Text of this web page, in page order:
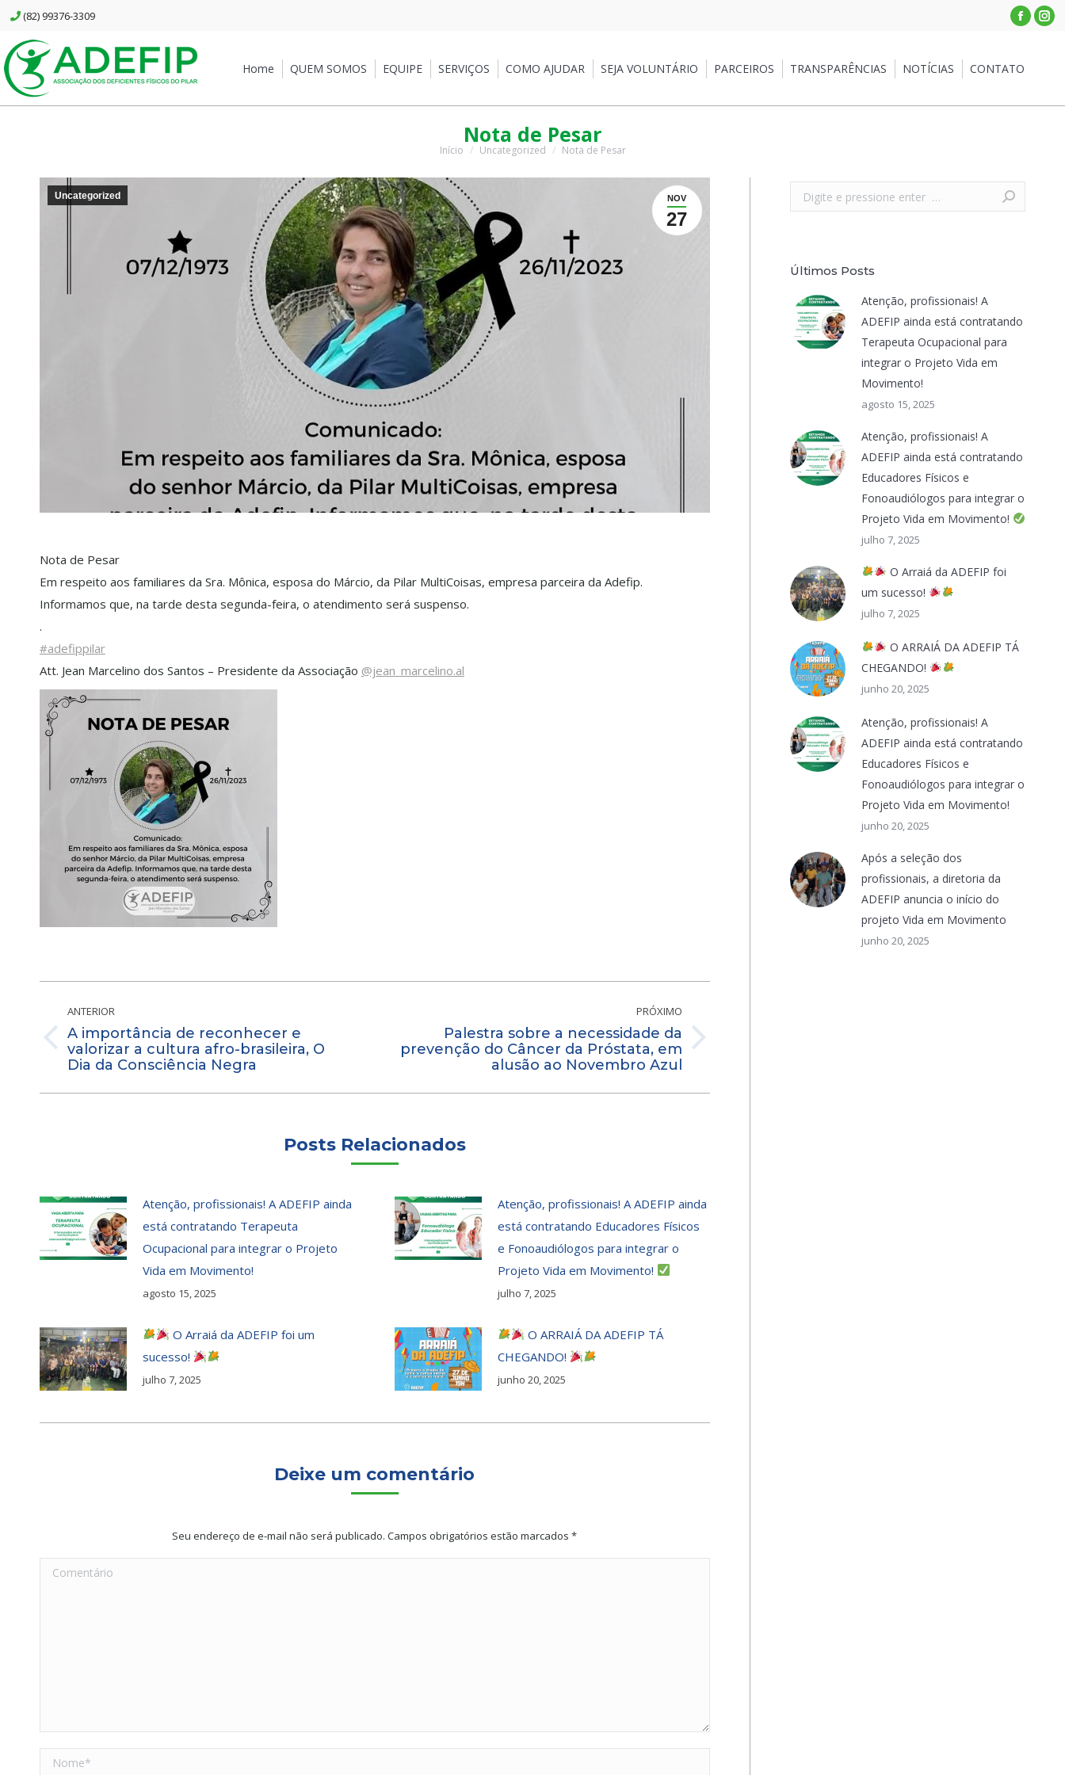
(82) 99376-3309
Home QUEM SOMOS EQUIPE SERVIÇOS COMO AJUDAR SEJA VOLUNTÁRIO PARCEIROS TRANSPARÊNCIAS NOTÍCIAS CONTATO
Nota de Pesar
Você está aqui:
Início Uncategorized Nota de Pesar
NOV
27
Uncategorized
Nota de Pesar
Em respeito aos familiares da Sra. Mônica, esposa do Márcio, da Pilar MultiCoisas, empresa parceira da Adefip.
Informamos que, na tarde desta segunda-feira, o atendimento será suspenso.
.
#adefippilar
Att. Jean Marcelino dos Santos – Presidente da Associação @jean_marcelino.al
post:
ANTERIOR
Post
anterior:
A importância de reconhecer e
valorizar a cultura afro-brasileira, O
Dia da Consciência Negra
PRÓXIMO
Próximo
Palestra sobre a necessidade da
prevenção do Câncer da Próstata, em
alusão ao Novembro Azul
Posts Relacionados
Atenção, profissionais! A ADEFIP ainda
está contratando Terapeuta
Ocupacional para integrar o Projeto
Vida em Movimento!
agosto 15, 2025
Atenção, profissionais! A ADEFIP ainda
está contratando Educadores Físicos
e Fonoaudiólogos para integrar o
Projeto Vida em Movimento!
julho 7, 2025
O Arraiá da ADEFIP foi um
sucesso!
julho 7, 2025
O ARRAIÁ DA ADEFIP TÁ
CHEGANDO!
junho 20, 2025
Deixe um comentário
Seu endereço de e-mail não será publicado. Campos obrigatórios estão marcados*
Comentário
Nome *
Search:
Últimos Posts
Atenção, profissionais! A
ADEFIP ainda está contratando
Terapeuta Ocupacional para
integrar o Projeto Vida em
Movimento!
agosto 15, 2025
Atenção, profissionais! A
ADEFIP ainda está contratando
Educadores Físicos e
Fonoaudiólogos para integrar o
Projeto Vida em Movimento!
julho 7, 2025
O Arraiá da ADEFIP foi
um sucesso!
julho 7, 2025
O ARRAIÁ DA ADEFIP TÁ
CHEGANDO!
junho 20, 2025
Atenção, profissionais! A
ADEFIP ainda está contratando
Educadores Físicos e
Fonoaudiólogos para integrar o
Projeto Vida em Movimento!
junho 20, 2025
Após a seleção dos
profissionais, a diretoria da
ADEFIP anuncia o início do
projeto Vida em Movimento
junho 20, 2025